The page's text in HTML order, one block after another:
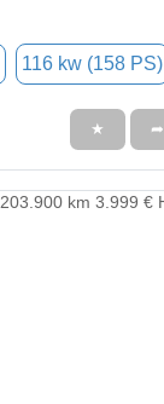
116 kw (158 PS)
★ ➦